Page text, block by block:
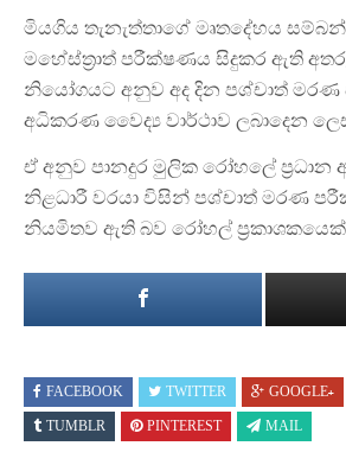
මියගිය තැනැත්තාගේ මෘතදේහය
මහේස්ත්‍රාත් පරීක්ෂණය සිදුකර ඇති
නියෝගයට අනුව අද දින පශ්චාත්
අධිකරණ වෛද්‍ය වාර්ථාව ලබාදෙන
ඒ අනුව පානදුර මුලික රෝහලේ
නිළධාරී වරයා විසින් පශ්චාත් මරණ
නියමිතව ඇති බව රෝහල් ප්‍රකාශකයෙක්
FACEBOOK TWITTER GOOGLE+
TUMBLR PINTEREST MAIL